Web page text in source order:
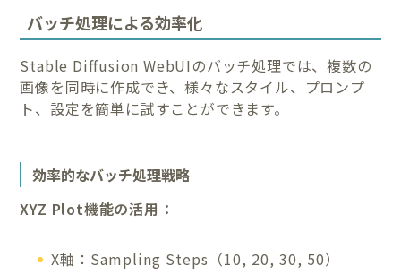
バッチ処理による効率化
Stable Diffusion WebUIのバッチ処理では、複数の
画像を同時に作成でき、様々なスタイル、プロンプ
ト、設定を簡単に試すことができます。
効率的なバッチ処理戦略
XYZ Plot機能の活用：
X軸：Sampling Steps（10, 20, 30, 50）